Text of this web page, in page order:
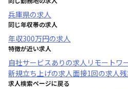
兵庫県の求人
同じ年収帯の求人
年収300万円の求人
特徴が近い求人
自社サービスあり の求人 リモートワ
新規立ち上げの求人面接1回の求人
求人検索ページに戻る